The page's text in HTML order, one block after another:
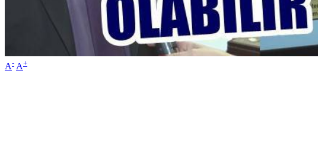
A- A+